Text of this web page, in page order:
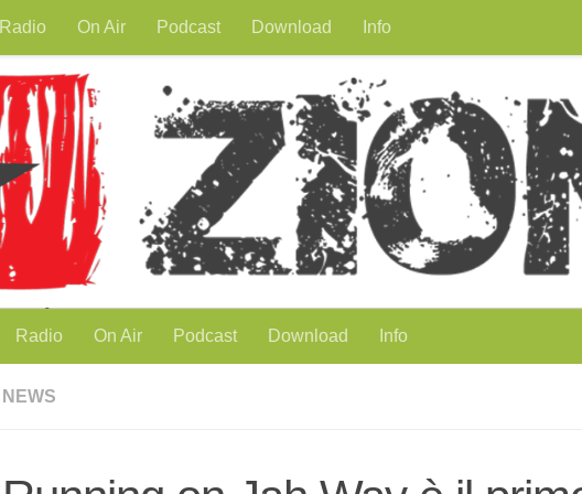
Radio On Air Podcast Download Info
Radio On Air Podcast Download Info
NEWS